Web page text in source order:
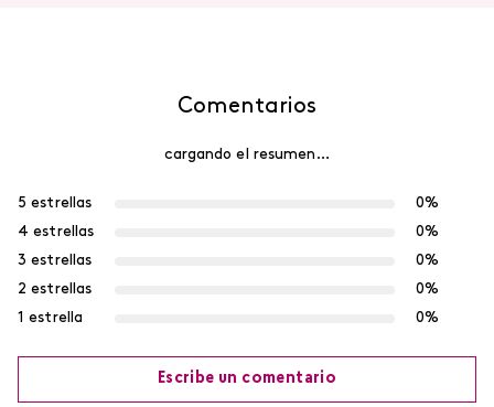
Comentarios
cargando el resumen…
5 estrellas
0%
4 estrellas
0%
3 estrellas
0%
2 estrellas
0%
1 estrella
0%
Escribe un comentario